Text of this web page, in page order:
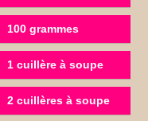
100 grammes
1 cuillère à soupe
2 cuillères à soupe